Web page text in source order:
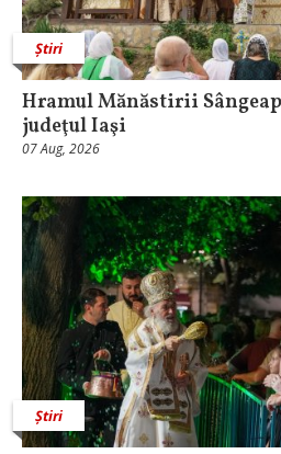
Știri
Hramul Mănăstirii
judeţul Iaşi
07 Aug, 2026
Știri